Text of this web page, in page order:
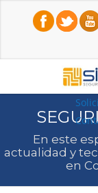
En este
actualidad y
en